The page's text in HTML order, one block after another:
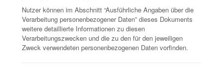
Nutzer können im Abschnitt “Ausführliche Angaben über die
Verarbeitung personenbezogener Daten” dieses Dokuments
weitere detaillierte Informationen zu diesen
Verarbeitungszwecken und die zu den für den jeweiligen
Zweck verwendeten personenbezogenen Daten vorfinden.